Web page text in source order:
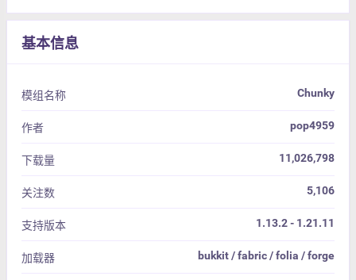
基本信息
模组名称 Chunky
作者 pop4959
下载量 11,026,798
关注数 5,106
支持版本 1.13.2 - 1.21.11
加载器 bukkit / fabric / folia / forge